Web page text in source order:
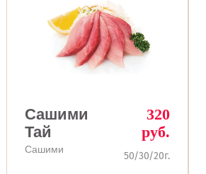
Сашими
Тай
Cашими
320
руб.
50/30/20г.